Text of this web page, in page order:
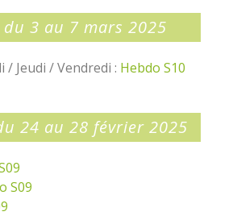
du 3 au 7 mars 2025
Jeudi / Vendredi : Hebdo S10
24 au 28 février 2025
S09